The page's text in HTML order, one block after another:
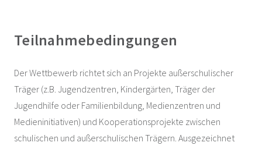
Teilnahmebedingungen
Der Wettbewerb richtet sich an Projekte außerschulischer
Träger (z.B. Jugendzentren, Kindergärten, Träger der
Jugendhilfe oder Familienbildung, Medienzentren und
Medieninitiativen) und Kooperationsprojekte zwischen
schulischen und außerschulischen Trägern. Ausgezeichnet